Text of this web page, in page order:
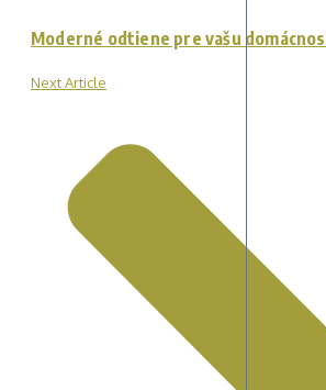
Moderné odtiene pre vašu
Next Article